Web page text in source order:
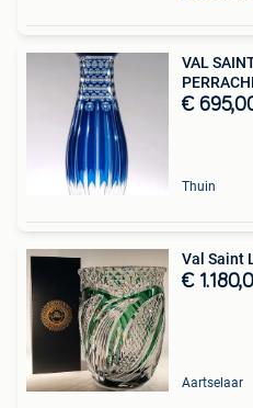
VAL
€
Thuin
Val Saint
€
Aartselaar